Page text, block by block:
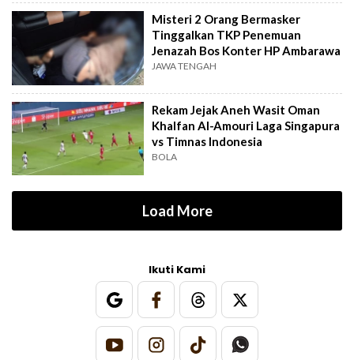
Misteri 2 Orang Bermasker
Tinggalkan TKP Penemuan
Jenazah Bos Konter HP Ambarawa
JAWA TENGAH
Rekam Jejak Aneh Wasit Oman
Khalfan Al-Amouri Laga Singapura
vs Timnas Indonesia
BOLA
Load More
Ikuti Kami